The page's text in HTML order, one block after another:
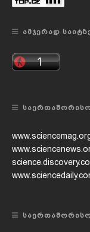
ᲐᲛᲯᲔᲠᲐᲓ